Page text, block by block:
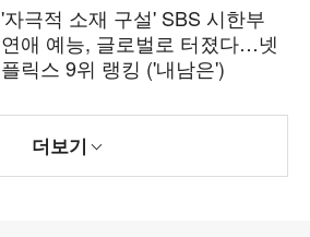
'자극적 소재 구설' SBS 시한부
연애 예능, 글로벌로 터졌다…넷
플릭스 9위 랭킹 ('내남은')
더보기